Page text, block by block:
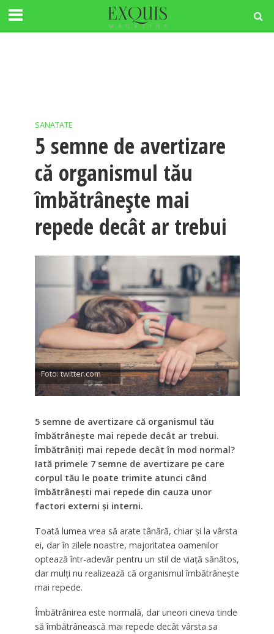
SANATATE
5 semne de avertizare
că organismul tău
îmbătrânește mai
repede decât ar trebui
Foto: twitter.com
5 semne de avertizare că organismul tău
îmbătrânește mai repede decât ar trebui.
Îmbătrâniți mai repede decât în mod normal?
Iată primele 7 semne de avertizare pe care
corpul tău le poate trimite atunci când
îmbătrânești mai repede din cauza unor
factori externi și interni.
Toată lumea vrea să arate tânără, chiar și la vârsta
ei, dar în zilele noastre, majoritatea oamenilor
optează într-adevăr pentru un stil de viață sănătos,
dar mulți nu realizează că organismul îmbătrânește
mai repede.
Îmbătrânirea este normală, dar uneori cineva tinde
să îmbătrânească mai repede decât vârsta sa